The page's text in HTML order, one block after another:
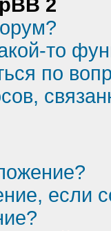
2
то
по
если